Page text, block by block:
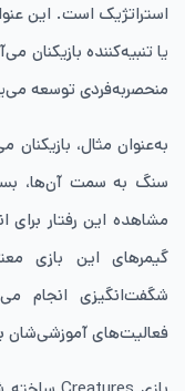
استراتژیک است. این
یا تنبیه‌کننده بازیکنان
منحصربه‌فردی توسعه
به‌عنوان ‌مثال‌، بازیکنان
سنگ به سمت آن‌ها‌،
مشاهده این رفتار
گیمرهای این بازی
شگفت‌انگیزی انجام
فعالیت‌های آموزشی‌شان